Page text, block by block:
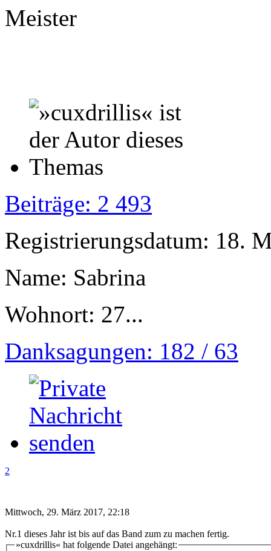
Meister
Beiträge: 2 493
Registrierungsdatum: 18.
Name: Sabrina
Wohnort: 27...
Danksagungen: 182 / 63
2
Mittwoch, 29. März 2017, 22:18
Nr.1 dieses Jahr ist bis auf das Band zum zu machen fertig.
»cuxdrillis« hat folgende Datei angehängt: